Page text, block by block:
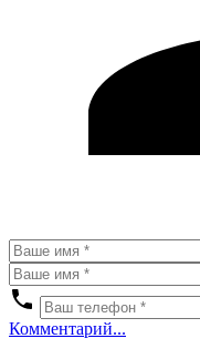
Комментарий...